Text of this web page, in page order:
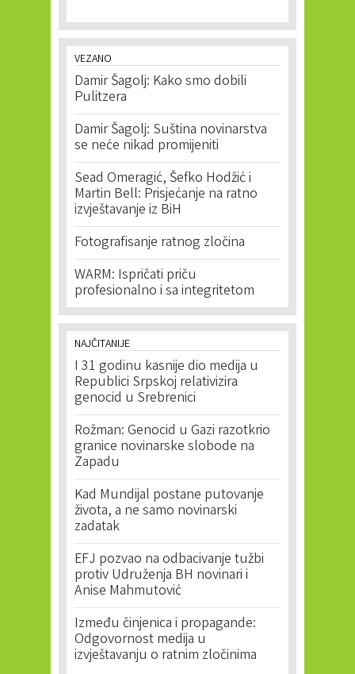
VEZANO
Damir Šagolj: Kako smo dobili
Pulitzera
Damir Šagolj: Suština novinarstva
se neće nikad promijeniti
Sead Omeragić, Šefko Hodžić i
Martin Bell: Prisjećanje na ratno
izvještavanje iz BiH
Fotografisanje ratnog zločina
WARM: Ispričati priču
profesionalno i sa integritetom
NAJČITANIJE
I 31 godinu kasnije dio medija u
Republici Srpskoj relativizira
genocid u Srebrenici
Rožman: Genocid u Gazi razotkrio
granice novinarske slobode na
Zapadu
Kad Mundijal postane putovanje
života, a ne samo novinarski
zadatak
EFJ pozvao na odbacivanje tužbi
protiv Udruženja BH novinari i
Anise Mahmutović
Između činjenica i propagande:
Odgovornost medija u
izvještavanju o ratnim zločinima